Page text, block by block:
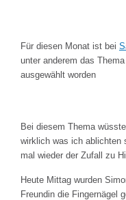
Für diesen Monat ist bei
unter anderem das
ausgewählt worden
Bei diesem Thema
wirklich was ich ablichten
mal wieder der Zufall zu
Heute Mittag wurden
Freundin die Fingernägel